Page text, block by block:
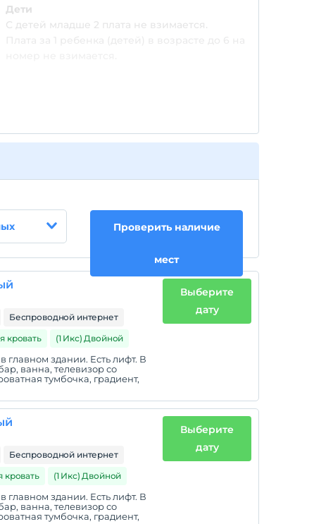
Дети
С детей младше 2 плата не взимается.
Проверить наличие
мест
Беспроводной интернет
кровать (1 Икс) Двойной
здании. Есть лифт. В
ванна, телевизор со
тумбочка, градиент,
Выберите
дату
Беспроводной интернет
кровать (1 Икс) Двойной
здании. Есть лифт. В
ванна, телевизор со
тумбочка, градиент,
Выберите
дату